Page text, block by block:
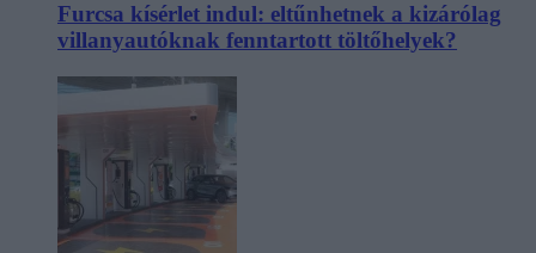
Furcsa kísérlet indul: eltűnhetnek a kizárólag
villanyautóknak fenntartott töltőhelyek?